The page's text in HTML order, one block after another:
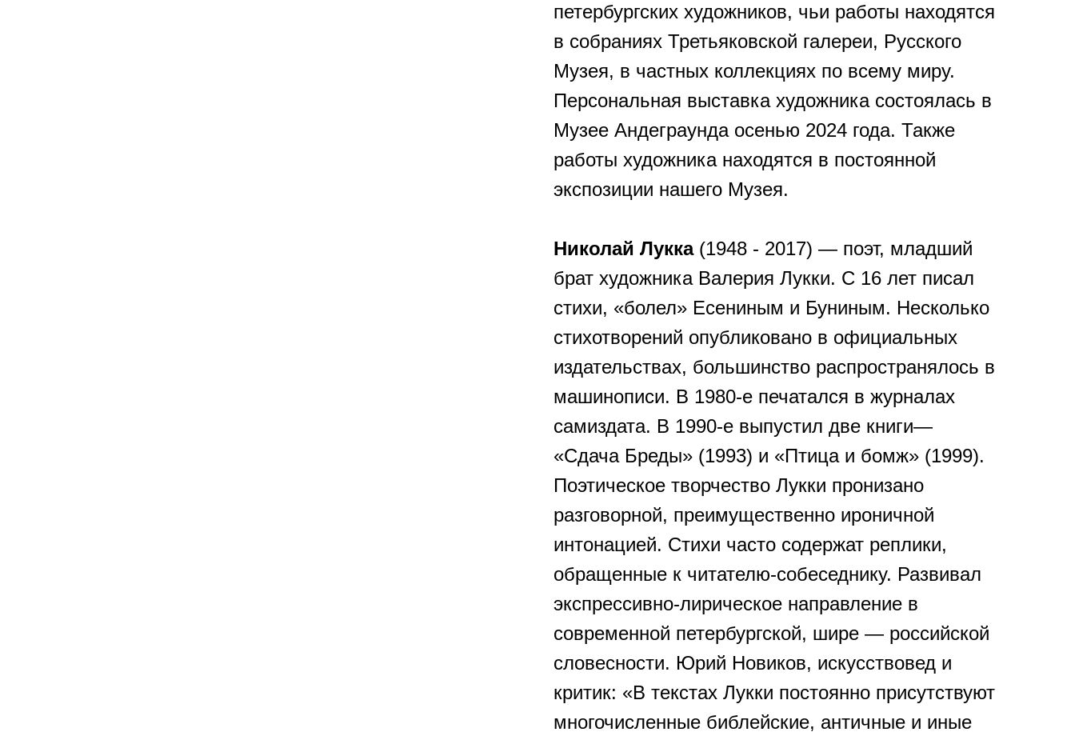
петербургских художников, чьи работы находятся
в собраниях Третьяковской галереи, Русского
Музея, в частных коллекциях по всему миру.
Персональная выставка художника состоялась в
Музее Андеграунда осенью 2024 года. Также
работы художника находятся в постоянной
экспозиции нашего Музея.
Николай Лукка(1948 - 2017) ― поэт, младший
брат художника Валерия Лукки. С 16 лет писал
стихи, «болел» Есениным и Буниным. Несколько
стихотворений опубликовано в официальных
издательствах, большинство распространялось в
машинописи. В 1980-е печатался в журналах
самиздата. В 1990-е выпустил две книги―
«Сдача Бреды» (1993) и «Птица и бомж» (1999).
Поэтическое творчество Лукки пронизано
разговорной, преимущественно ироничной
интонацией. Стихи часто содержат реплики,
обращенные к читателю-собеседнику. Развивал
экспрессивно-лирическое направление в
современной петербургской, шире ― российской
словесности. Юрий Новиков, искусствовед и
критик: «В текстах Лукки постоянно присутствуют
многочисленные библейские, античные и иные